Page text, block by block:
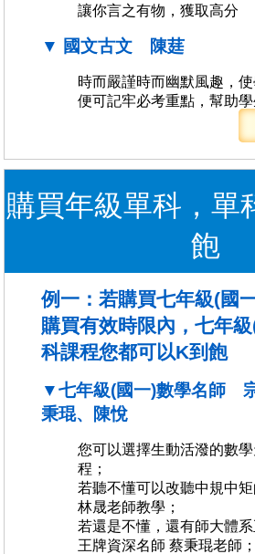
讓你言之有物，獲取高分
▼ 國文古文 陳莛
時而嚴謹時而幽默風趣，
便可記牢必考重點，幫助學
購買年級單科，單
飽
例一：若購買七年級(國
購買有效時限內，七年
科課程您都可以K到飽
▼七年級(國一)數學名師
秉琨、陳悅
您可以選擇生動活潑的數
程；
若聽不懂可以改聽中規中
林晟老師教學；
若還是不懂，還有師大體
王牌資深名師 蔡秉琨老師；